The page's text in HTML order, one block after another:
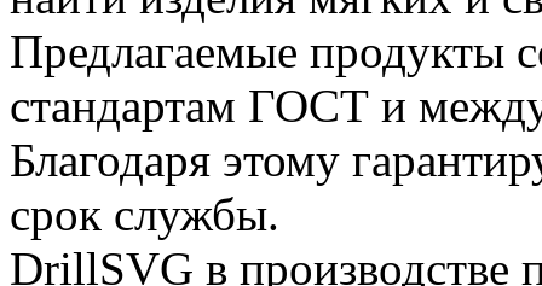
Предлагаемые продукты
стандартам ГОСТ и
Благодаря этому
срок службы.
DrillSVG в производстве